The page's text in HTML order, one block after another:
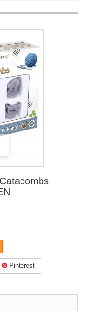
Pinterest